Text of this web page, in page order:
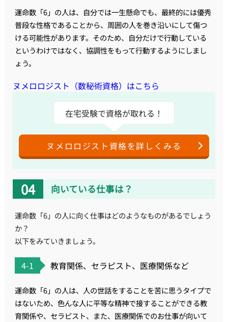
運命数「6」の人は、自分では一生懸命でも、最終的には優秀
普段な性格であることから、周囲の人を巻き沿いにして傷つ
ける可能性があります。そのため、自分だけで行動している
というわけではなく、協調性をもって行動するようにしまし
ょう。
ヌメロロジスト（数秘術資格）はこちら
在宅受験で資格が取れる！
ヌメロロジスト資格を詳しくみる
向いている仕事は？
運命数「6」の人に向く仕事はどのようなものがあるでしょう
か？
以下をみていきましょう。
4-1 教育関係、セラピスト、医療関係など
運命数「6」の人は、人の世話をすることを苦に思うタイプで
はないため、色んな人に平等な精神で接することができる教
育関係や、セラピスト、また、医療関係でのお仕事が向いて